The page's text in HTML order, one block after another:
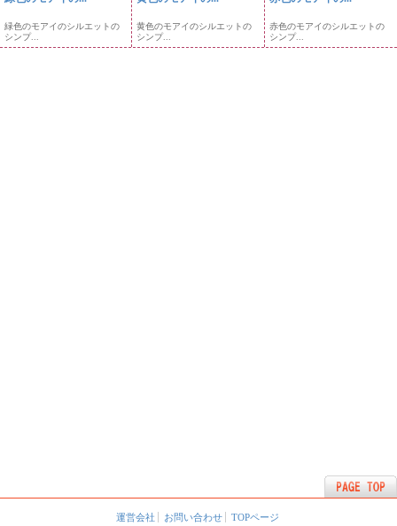
緑色のモアイのシルエットの
シンプ...
黄色のモアイのシルエットの
シンプ...
赤色のモアイのシルエットの
シンプ...
運営会社 お問い合わせ TOPページ